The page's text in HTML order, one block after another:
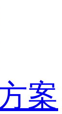
案